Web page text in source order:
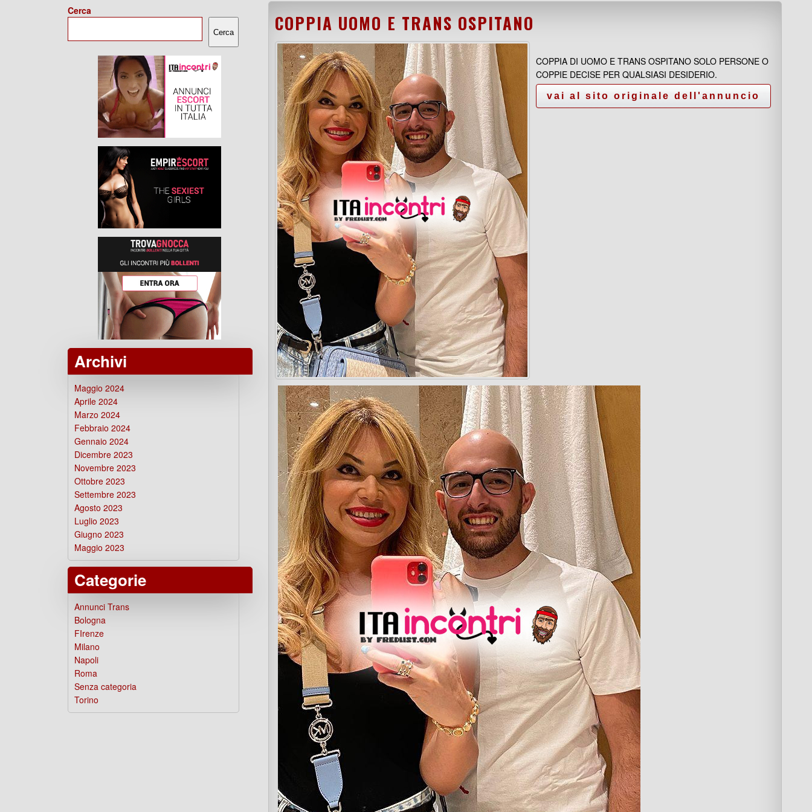
COPPIA UOMO E TRANS OSPITANO
COPPIA DI UOMO E TRANS OSPITANO SOLO PERSONE O
COPPIE DECISE PER QUALSIASI DESIDERIO.
Cerca
Cerca
Archivi
Maggio 2024
Aprile 2024
Marzo 2024
Febbraio 2024
Gennaio 2024
Dicembre 2023
Novembre 2023
Ottobre 2023
Settembre 2023
Agosto 2023
Luglio 2023
Giugno 2023
Maggio 2023
Categorie
Annunci Trans
Bologna
FIrenze
Milano
Napoli
Roma
Senza categoria
Torino